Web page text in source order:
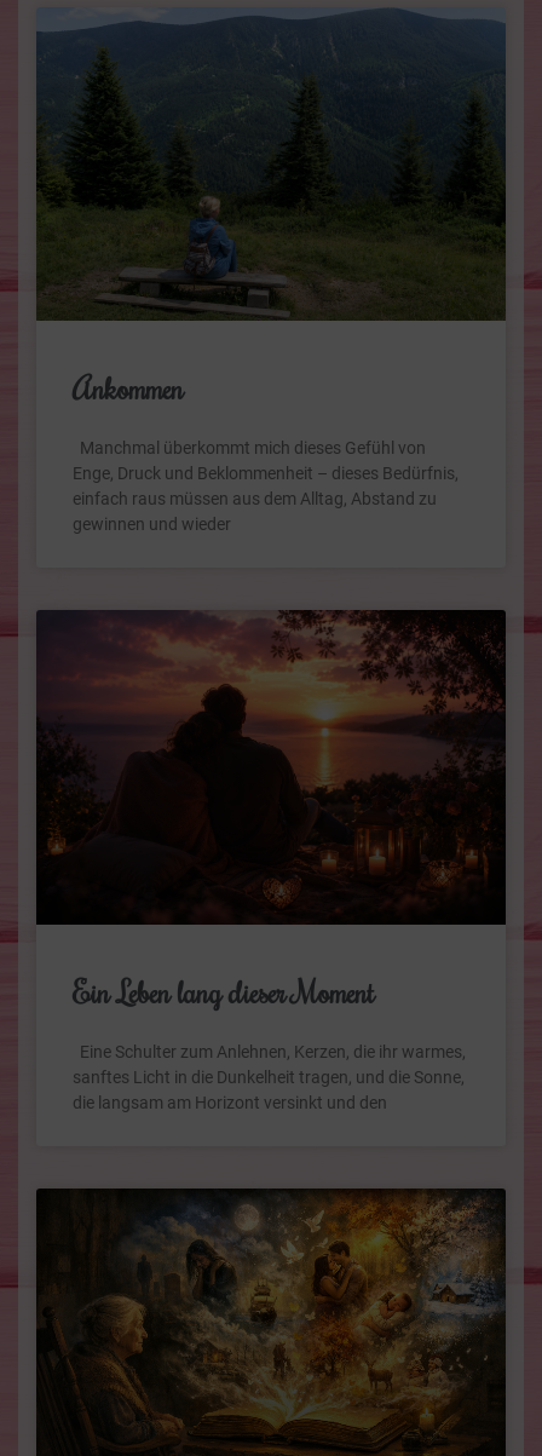
Ankommen
Manchmal überkommt mich dieses Gefühl von
Enge, Druck und Beklommenheit – dieses Bedürfnis,
einfach raus müssen aus dem Alltag, Abstand zu
gewinnen und wieder
Ein Leben lang dieser Moment
Eine Schulter zum Anlehnen, Kerzen, die ihr warmes,
sanftes Licht in die Dunkelheit tragen, und die Sonne,
die langsam am Horizont versinkt und den